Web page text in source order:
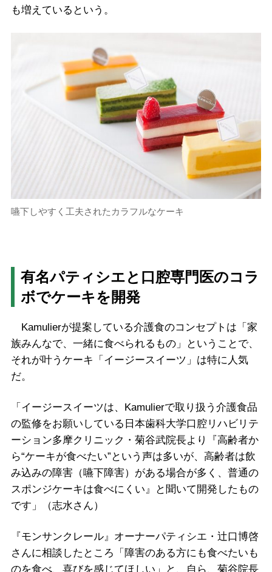
も増えているという。
嚥下しやすく工夫されたカラフルなケーキ
有名パティシエと口腔専門医のコラ
ボでケーキを開発
Kamulierが提案している介護食のコンセプトは「家
族みんなで、一緒に食べられるもの」ということで、
それが叶うケーキ「イージースイーツ」は特に人気
だ。
「イージースイーツは、Kamulierで取り扱う介護食品
の監修をお願いしている日本歯科大学口腔リハビリテ
ーション多摩クリニック・菊谷武院長より『高齢者か
ら“ケーキが食べたい”という声は多いが、高齢者は飲
み込みの障害（嚥下障害）がある場合が多く、普通の
スポンジケーキは食べにくい』と聞いて開発したもの
です」（志水さん）
『モンサンクレール』オーナーパティシエ・辻口博啓
さんに相談したところ「障害のある方にも食べたいも
のを食べ、喜びを感じてほしい」と、自ら、菊谷院長